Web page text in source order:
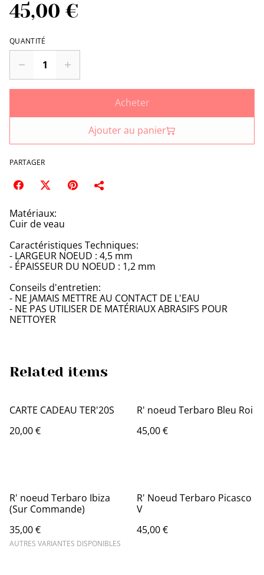
45,00 €
QUANTITÉ
Acheter
Ajouter au panier
PARTAGER
Matériaux:
Cuir de veau
Caractéristiques Techniques:
- LARGEUR NOEUD : 4,5 mm
- ÉPAISSEUR DU NOEUD : 1,2 mm
Conseils d'entretien:
- NE JAMAIS METTRE AU CONTACT DE L'EAU
- NE PAS UTILISER DE MATÉRIAUX ABRASIFS POUR
NETTOYER
Related items
CARTE CADEAU TER'20S
20,00 €
R' noeud Terbaro Bleu Roi
45,00 €
R' noeud Terbaro Ibiza
(Sur Commande)
35,00 €
AUTRES VARIANTES DISPONIBLES
R' Noeud Terbaro Picasco
V
45,00 €